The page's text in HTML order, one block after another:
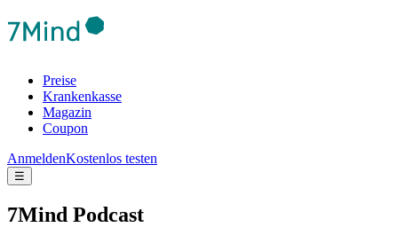
Preise
Krankenkasse
Magazin
Coupon
AnmeldenKostenlos testen
☰
7Mind Podcast